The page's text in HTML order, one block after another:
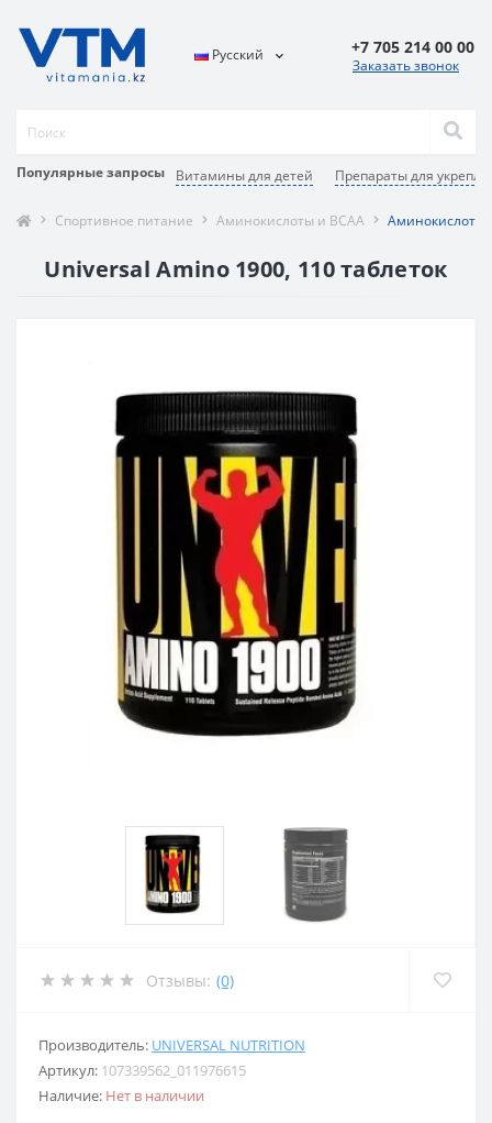
Популярные запросы Витамины для детей Препараты для
Русский +7 705 214 00 00
Заказать звонок
Спортивное питание Аминокислоты и BCAA
Universal Amino 1900, 110 таблеток
Отзывы: (0)
Производитель: UNIVERSAL NUTRITION
Артикул: 107339562_011976615
Наличие: Нет в наличии